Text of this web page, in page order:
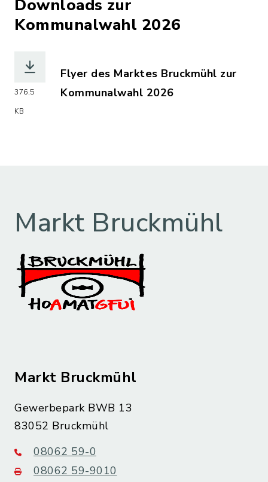
Downloads zur
Kommunalwahl 2026
376,5
KB
Flyer des Marktes Bruckmühl zur
Kommunalwahl 2026
Markt Bruckmühl
Markt Bruckmühl
Gewerbepark BWB 13
83052 Bruckmühl
08062 59-0
08062 59-9010